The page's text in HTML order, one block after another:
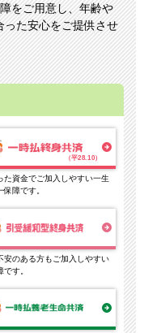
をご用意し、年齢や
った安心をご提供させ
（平28.10）
た資金でご加入しやすい一生
保障です。
安のある方もご加入しやすい
す。